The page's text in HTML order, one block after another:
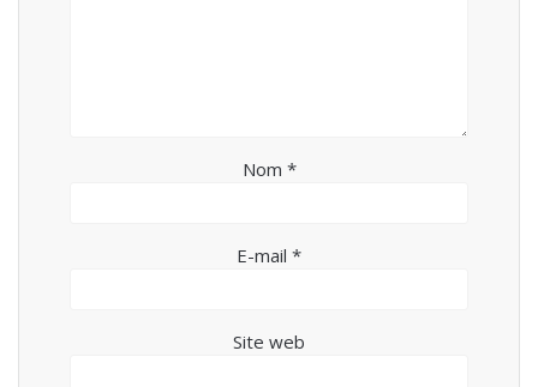
Nom *
E-mail *
Site web